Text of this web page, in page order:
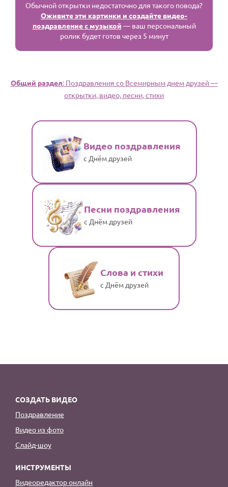
Обычной открытки недостаточно для такого повода?
Оживите эти картинки и создайте видео-
поздравление с музыкой — ваш персональный
ролик будет готов через 5 минут
Общий раздел: Поздравления со Всемирным днем друзей —
открытки, видео, песни, стихи
Видео поздравления
с Днём друзей
Песни поздравления
с Днём друзей
Слова и стихи
с Днём друзей
СОЗДАТЬ ВИДЕО
Поздравление
Видео из фото
Слайд-шоу
ИНСТРУМЕНТЫ
Видеоредактор онлайн